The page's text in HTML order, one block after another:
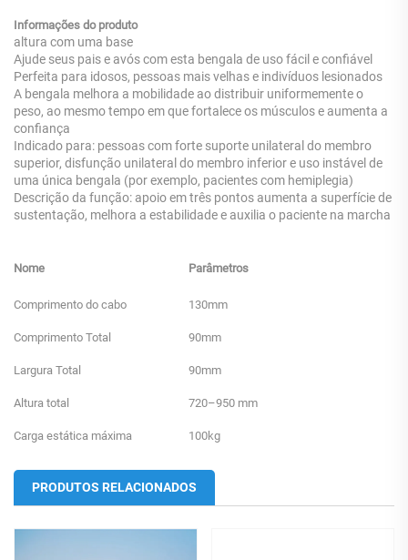
Informações do produto
altura com uma base
Ajude seus pais e avós com esta bengala de uso fácil e confiável
Perfeita para idosos, pessoas mais velhas e indivíduos lesionados
A bengala melhora a mobilidade ao distribuir uniformemente o
peso, ao mesmo tempo em que fortalece os músculos e aumenta a
confiança
Indicado para: pessoas com forte suporte unilateral do membro
superior, disfunção unilateral do membro inferior e uso instável de
uma única bengala (por exemplo, pacientes com hemiplegia)
Descrição da função: apoio em três pontos aumenta a superfície de
sustentação, melhora a estabilidade e auxilia o paciente na marcha
Nome Parâmetros
Comprimento do cabo 130mm
Comprimento Total 90mm
Largura Total 90mm
Altura total 720–950 mm
Carga estática máxima 100kg
PRODUTOS RELACIONADOS